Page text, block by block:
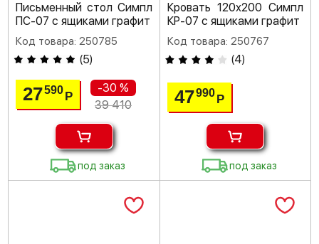
Письменный стол Симпл
ПС-07 с ящиками графит
Код товара: 250785
(5)
27590Р
-30 %
39 410
под заказ
Кровать 120х200 Симпл
КР-07 с ящиками графит
Код товара: 250767
(4)
47990 Р
под заказ